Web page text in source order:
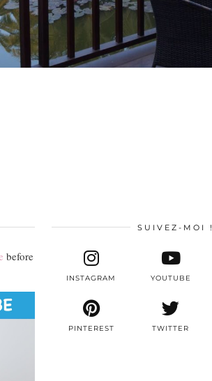
before
SUIVEZ-MOI !
TWITTER
INSTAGRAM
PINTEREST
YOUTUBE